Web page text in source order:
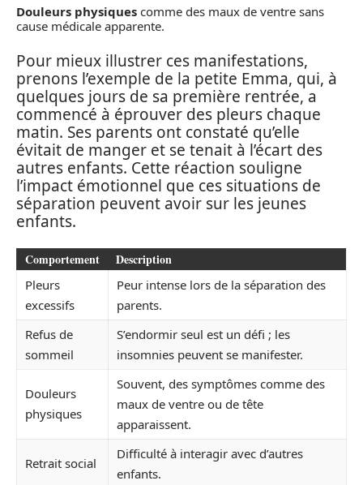
Douleurs physiques comme des maux de ventre sans
cause médicale apparente.
Pour mieux illustrer ces manifestations,
prenons l’exemple de la petite Emma, qui, à
quelques jours de sa première rentrée, a
commencé à éprouver des pleurs chaque
matin. Ses parents ont constaté qu’elle
évitait de manger et se tenait à l’écart des
autres enfants. Cette réaction souligne
l’impact émotionnel que ces situations de
séparation peuvent avoir sur les jeunes
enfants.
Comportement Description
Pleurs
excessifs
Peur intense lors de la séparation des
parents.
Refus de
sommeil
S’endormir seul est un défi ; les
insomnies peuvent se manifester.
Douleurs
physiques
Souvent, des symptômes comme des
maux de ventre ou de tête
apparaissent.
Retrait social
Difficulté à interagir avec d’autres
enfants.